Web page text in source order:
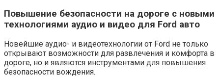
Повышение безопасности на дороге с новыми
технологиями аудио и видео для Ford авто
Новейшие аудио- и видеотехнологии от Ford не только
открывают возможности для развлечения и комфорта в
дороге, но и являются инструментами для повышения
безопасности вождения.